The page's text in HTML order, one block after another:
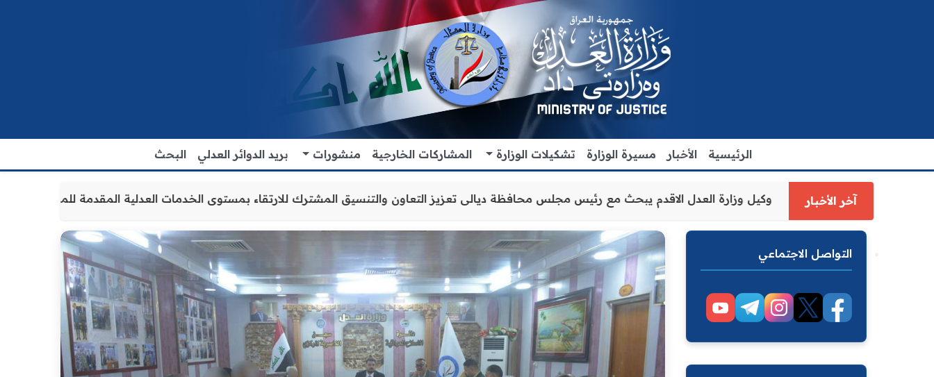
الرئيسية الأخبار مسيرة الوزارة تشكيلات الوزارة المشاركات الخارجية منشورات بريد الدوائر العدلي البحث
آخر الأخبار وكيل وزارة العدل الاقدم يبحث مع رئيس مجلس محافظة ديالى تعزيز التعاون والتنسيق المشترك للارتقاء بمستوى الخدمات العدلية
التواصل الاجتماعي